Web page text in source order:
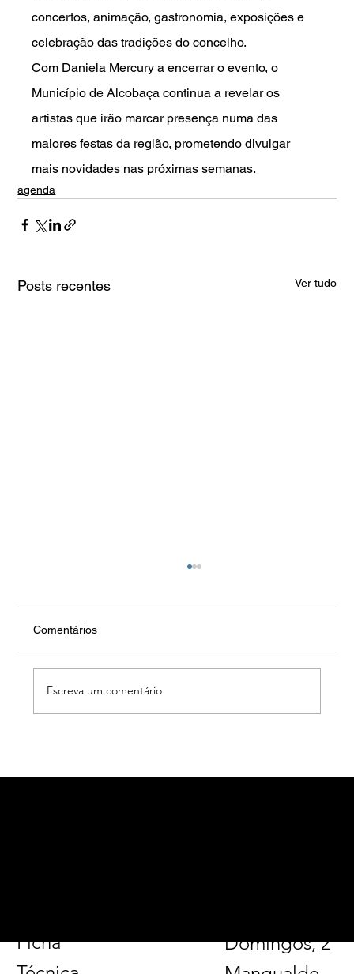
concertos, animação, gastronomia, exposições e
celebração das tradições do concelho.
Com Daniela Mercury a encerrar o evento, o
Município de Alcobaça continua a revelar os
artistas que irão marcar presença numa das
maiores festas da região, prometendo divulgar
mais novidades nas próximas semanas.
agenda
Posts recentes Ver tudo
Comentários
Escreva um comentário
Ficha
Domingos, 2